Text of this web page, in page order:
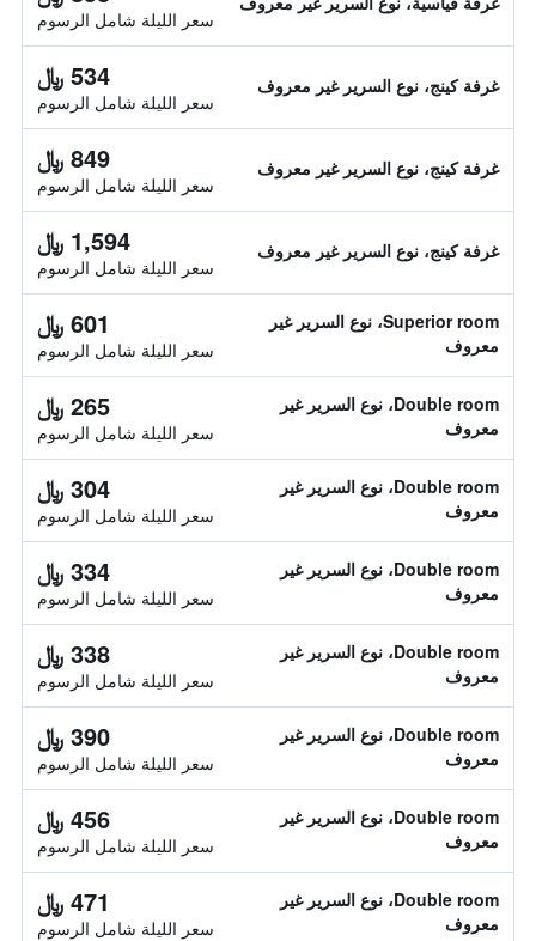
سعر الليلة شامل الرسوم
غرفة كينج، نوع السرير غير معروف 534 ﷼
سعر الليلة شامل الرسوم
غرفة كينج، نوع السرير غير معروف 849 ﷼
سعر الليلة شامل الرسوم
غرفة كينج، نوع السرير غير معروف 1,594 ﷼
سعر الليلة شامل الرسوم
Superior room، نوع السرير غير
معروف
601 ﷼
سعر الليلة شامل الرسوم
Double room، نوع السرير غير
معروف
265 ﷼
سعر الليلة شامل الرسوم
Double room، نوع السرير غير
معروف
304 ﷼
سعر الليلة شامل الرسوم
Double room، نوع السرير غير
معروف
334 ﷼
سعر الليلة شامل الرسوم
Double room، نوع السرير غير
معروف
338 ﷼
سعر الليلة شامل الرسوم
Double room، نوع السرير غير
معروف
390 ﷼
سعر الليلة شامل الرسوم
Double room، نوع السرير غير
معروف
456 ﷼
سعر الليلة شامل الرسوم
Double room، نوع السرير غير
معروف
471 ﷼
سعر الليلة شامل الرسوم